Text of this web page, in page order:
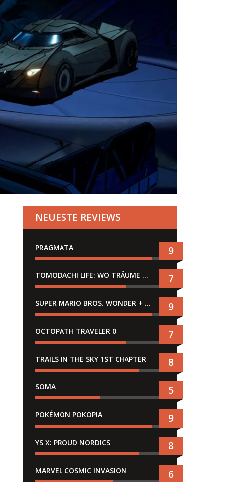
NEUESTE REVIEWS
PRAGMATA 9
TOMODACHI LIFE: WO TRÄUME WAHR WERDEN 7
SUPER MARIO BROS. WONDER + GEMEINSAM IM BELLABEL-PARK 9
OCTOPATH TRAVELER 0 7
TRAILS IN THE SKY 1ST CHAPTER 8
SOMA 5
POKÉMON POKOPIA 9
YS X: PROUD NORDICS 8
MARVEL COSMIC INVASION 6